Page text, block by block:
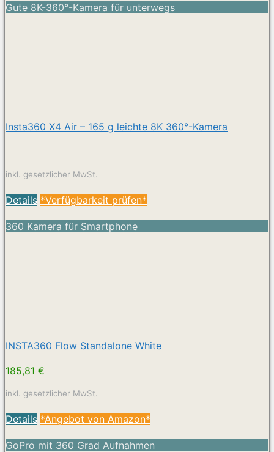
Gute 8K-360°-Kamera für unterwegs
Insta360 X4 Air – 165 g leichte 8K 360°-Kamera
inkl. gesetzlicher MwSt.
Details *Verfügbarkeit prüfen*
360 Kamera für Smartphone
INSTA360 Flow Standalone White
185,81 €
inkl. gesetzlicher MwSt.
Details *Angebot von Amazon*
GoPro mit 360 Grad Aufnahmen